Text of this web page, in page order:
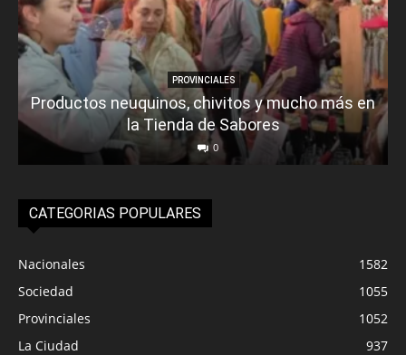
PROVINCIALES
Productos neuquinos, chivitos y mucho más en
la Tienda de Sabores
0
CATEGORIAS POPULARES
Nacionales
1582
Sociedad
1055
Provinciales
1052
La Ciudad
937